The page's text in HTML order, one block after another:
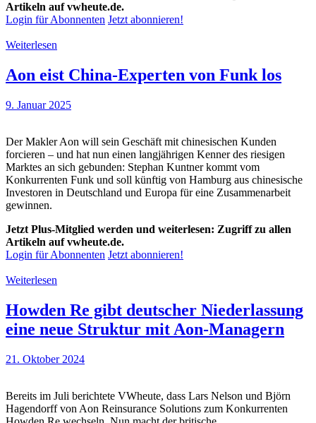
Artikeln auf vwheute.de.
Login für Abonnenten Jetzt abonnieren!
Weiterlesen
Aon eist China-Experten von Funk los
9. Januar 2025
Der Makler Aon will sein Geschäft mit chinesischen Kunden
forcieren – und hat nun einen langjährigen Kenner des riesigen
Marktes an sich gebunden: Stephan Kuntner kommt vom
Konkurrenten Funk und soll künftig von Hamburg aus chinesische
Investoren in Deutschland und Europa für eine Zusammenarbeit
gewinnen.
Jetzt Plus-Mitglied werden und weiterlesen: Zugriff zu allen
Artikeln auf vwheute.de.
Login für Abonnenten Jetzt abonnieren!
Weiterlesen
Howden Re gibt deutscher Niederlassung
eine neue Struktur mit Aon-Managern
21. Oktober 2024
Bereits im Juli berichtete VWheute, dass Lars Nelson und Björn
Hagendorff von Aon Reinsurance Solutions zum Konkurrenten